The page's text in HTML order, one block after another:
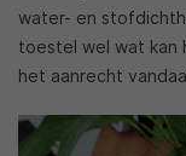
water- en
toestel wel wat kan
het aanrecht